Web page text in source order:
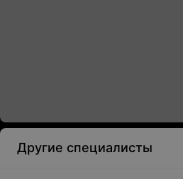
Другие специалисты